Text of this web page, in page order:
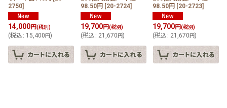
2750]
14,000円(税別)
(税込 : 15,400 円)
98.50円 [20-2724]
19,700円(税別)
(税込 : 21,670 円)
98.50円 [20-2723]
19,700円(税別)
(税込 : 21,670円)